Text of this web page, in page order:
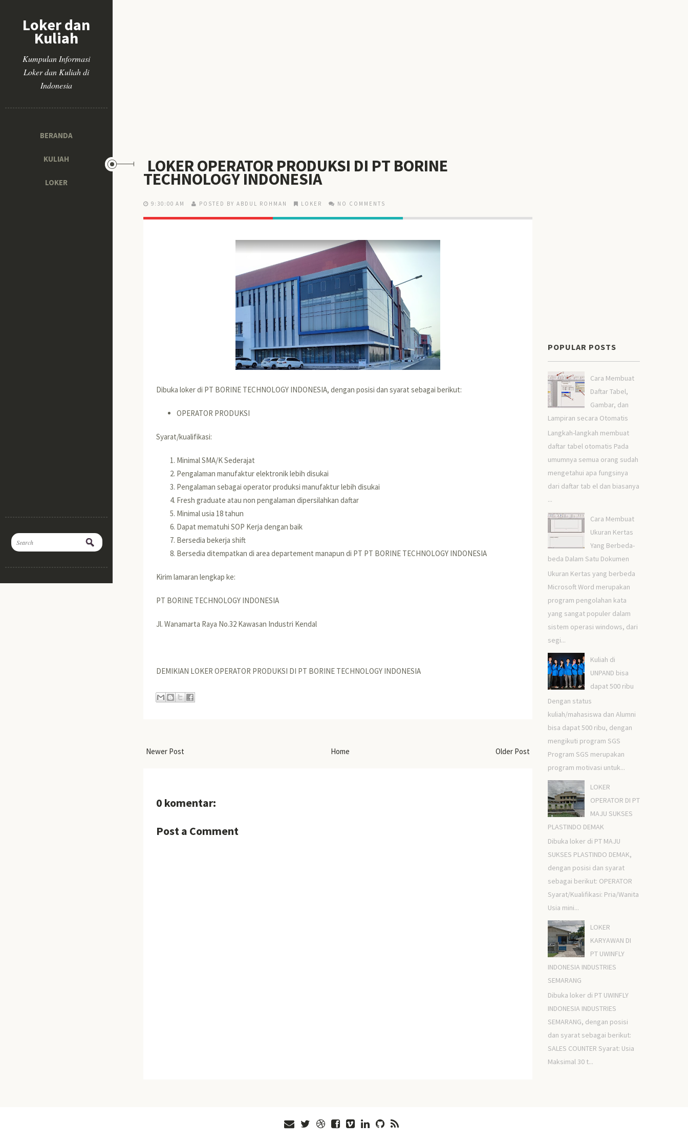
Loker dan
Kuliah
Kumpulan Informasi
Loker dan Kuliah di
Indonesia
BERANDA
KULIAH
LOKER
LOKER OPERATOR PRODUKSI DI PT BORINE
TECHNOLOGY INDONESIA
9:30:00 AM POSTED BY ABDUL ROHMAN LOKER NO COMMENTS
Dibuka loker di PT BORINE TECHNOLOGY INDONESIA, dengan posisi dan syarat sebagai berikut:
OPERATOR PRODUKSI
Syarat/kualifikasi:
Minimal SMA/K Sederajat
Pengalaman manufaktur elektronik lebih disukai
Pengalaman sebagai operator produksi manufaktur lebih disukai
Fresh graduate atau non pengalaman dipersilahkan daftar
Minimal usia 18 tahun
Dapat mematuhi SOP Kerja dengan baik
Bersedia bekerja shift
Bersedia ditempatkan di area departement manapun di PT PT BORINE TECHNOLOGY INDONESIA
Kirim lamaran lengkap ke:
PT BORINE TECHNOLOGY INDONESIA
Jl. Wanamarta Raya No.32 Kawasan Industri Kendal
DEMIKIAN LOKER OPERATOR PRODUKSI DI PT BORINE TECHNOLOGY INDONESIA
Newer Post Older Post
Home
0 komentar:
Post a Comment
POPULAR POSTS
Cara Membuat
Daftar Tabel,
Gambar, dan
Lampiran secara Otomatis
Langkah-langkah membuat
daftar tabel otomatis Pada
umumnya semua orang sudah
mengetahui apa fungsinya
dari daftar tab el dan biasanya
...
Cara Membuat
Ukuran Kertas
Yang Berbeda-
beda Dalam Satu Dokumen
Ukuran Kertas yang berbeda
Microsoft Word merupakan
program pengolahan kata
yang sangat populer dalam
sistem operasi windows, dari
segi...
Kuliah di
UNPAND bisa
dapat 500 ribu
Dengan status
kuliah/mahasiswa dan Alumni
bisa dapat 500 ribu, dengan
mengikuti program SGS
Program SGS merupakan
program motivasi untuk...
LOKER
OPERATOR DI PT
MAJU SUKSES
PLASTINDO DEMAK
Dibuka loker di PT MAJU
SUKSES PLASTINDO DEMAK,
dengan posisi dan syarat
sebagai berikut: OPERATOR
Syarat/Kualifikasi: Pria/Wanita
Usia mini...
LOKER
KARYAWAN DI
PT UWINFLY
INDONESIA INDUSTRIES
SEMARANG
Dibuka loker di PT UWINFLY
INDONESIA INDUSTRIES
SEMARANG, dengan posisi
dan syarat sebagai berikut:
SALES COUNTER Syarat: Usia
Maksimal 30 t...